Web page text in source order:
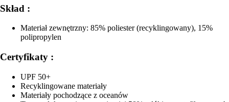
Skład :
Materiał zewnętrzny: 85% poliester (recyklingowany), 15%
polipropylen
Certyfikaty :
UPF 50+
Recyklingowane materiały
Materiały pochodzące z oceanów